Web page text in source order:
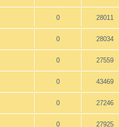
0 28011
0 28034
0 27559
0 43469
0 27246
0 27925